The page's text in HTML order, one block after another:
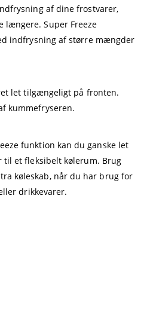
af dine frostvarer,
længere. Super Freeze
indfrysning af større mængder
let tilgængeligt på fronten.
kummefryseren.
funktion kan du ganske let
et fleksibelt kølerum. Brug
køleskab, når du har brug for
drikkevarer.